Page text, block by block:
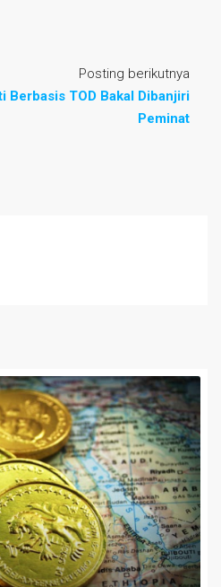
Posting berikutnya
Berbasis TOD Bakal Dibanjiri
Peminat